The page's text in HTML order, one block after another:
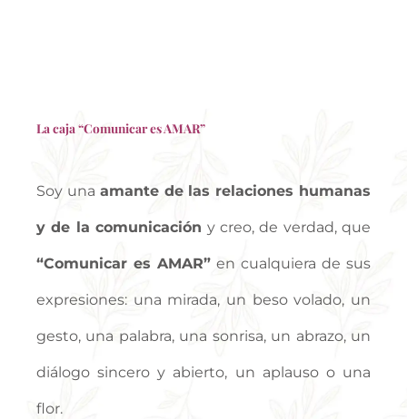
La caja “Comunicar es AMAR”
Soy una amante de las relaciones humanas
y de la comunicación y creo, de verdad, que
“Comunicar es AMAR” en cualquiera de sus
expresiones: una mirada, un beso volado, un
gesto, una palabra, una sonrisa, un abrazo, un
diálogo sincero y abierto, un aplauso o una
flor.